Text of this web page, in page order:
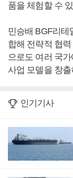
품을 체험할 수
민승배 BGF리테
합해 전략적 협력
으로도 여러 국
사업 모델을 창
인기기사